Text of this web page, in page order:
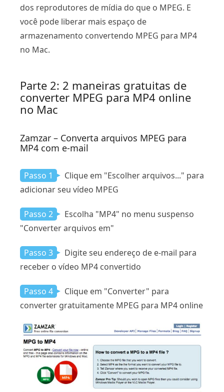
dos reprodutores de mídia do que o MPEG. E
você pode liberar mais espaço de
armazenamento convertendo MPEG para MP4
no Mac.
Parte 2: 2 maneiras gratuitas de
converter MPEG para MP4 online
no Mac
Zamzar – Converta arquivos MPEG para
MP4 com e-mail
Passo 1
Clique em "Escolher arquivos..." para
adicionar seu vídeo MPEG
Passo 2
Escolha "MP4" no menu suspenso
"Converter arquivos em"
Passo 3
Digite seu endereço de e-mail para
receber o vídeo MP4 convertido
Passo 4
Clique em "Converter" para
converter gratuitamente MPEG para MP4 online